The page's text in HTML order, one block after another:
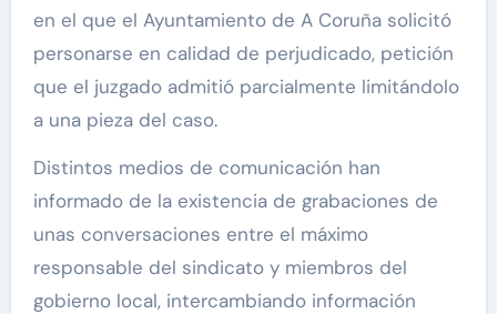
en el que el Ayuntamiento de A Coruña solicitó
personarse en calidad de perjudicado, petición
que el juzgado admitió parcialmente limitándolo
a una pieza del caso.
Distintos medios de comunicación han
informado de la existencia de grabaciones de
unas conversaciones entre el máximo
responsable del sindicato y miembros del
gobierno local, intercambiando información